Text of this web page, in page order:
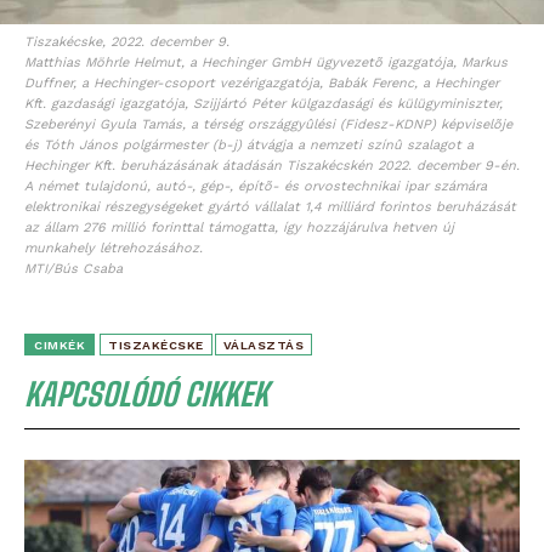
Tiszakécske, 2022. december 9.
Matthias Möhrle Helmut, a Hechinger GmbH ügyvezetõ igazgatója, Markus
Duffner, a Hechinger-csoport vezérigazgatója, Babák Ferenc, a Hechinger
Kft. gazdasági igazgatója, Szijjártó Péter külgazdasági és külügyminiszter,
Szeberényi Gyula Tamás, a térség országgyûlési (Fidesz-KDNP) képviselõje
és Tóth János polgármester (b-j) átvágja a nemzeti színû szalagot a
Hechinger Kft. beruházásának átadásán Tiszakécskén 2022. december 9-én.
A német tulajdonú, autó-, gép-, építõ- és orvostechnikai ipar számára
elektronikai részegységeket gyártó vállalat 1,4 milliárd forintos beruházását
az állam 276 millió forinttal támogatta, így hozzájárulva hetven új
munkahely létrehozásához.
MTI/Bús Csaba
CIMKÉK TISZAKÉCSKE VÁLASZTÁS
KAPCSOLÓDÓ CIKKEK